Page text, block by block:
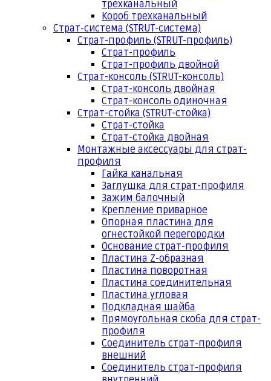
трехканальный
Короб трехканальный
Страт-система (STRUT-система)
Страт-профиль (STRUT-профиль)
Страт-профиль
Страт-профиль двойной
Страт-консоль (STRUT-консоль)
Страт-консоль двойная
Страт-консоль одиночная
Страт-стойка (STRUT-стойка)
Страт-стойка
Страт-стойка двойная
Монтажные аксессуары для страт-
профиля
Гайка канальная
Заглушка для страт-профиля
Зажим балочный
Крепление приварное
Опорная пластина для
огнестойкой перегородки
Основание страт-профиля
Пластина Z-образная
Пластина поворотная
Пластина соединительная
Пластина угловая
Подкладная шайба
Прямоугольная скоба для страт-
профиля
Соединитель страт-профиля
внешний
Соединитель страт-профиля